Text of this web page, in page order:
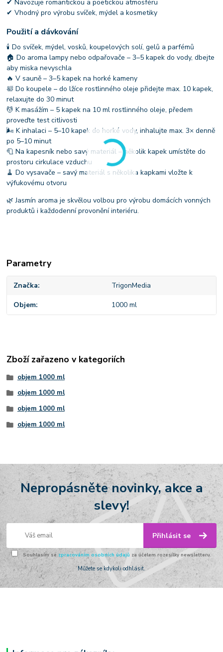
✔ Navozuje romantickou a poetickou atmosféru
✔ Vhodný pro výrobu svíček, mýdel a kosmetiky
Použití a dávkování
🕯 Do svíček, mýdel, vosků, koupelových solí, gelů a parfémů
🏠 Do aroma lampy nebo odpařovače – 3–5 kapek do vody, dbejte
aby miska nevyschla
🔥 V sauně – 3–5 kapek na horké kameny
🛀 Do koupele – do lžíce rostlinného oleje přidejte max. 10 kapek,
relaxujte do 30 minut
💆 K masážím – 5 kapek na 10 ml rostlinného oleje, předem
proveďte test citlivosti
🌬 K inhalaci – 5–10 kapek do horké vody, inhalujte max. 3× denně
po 5–10 minut
🧻 Na kapesník nebo savý materiál – několik kapek umístěte do
prostoru cirkulace vzduchu
🧹 Do vysavače – savý materiál s několika kapkami vložte k
výfukovému otvoru
🌿 Jasmín aroma je skvělou volbou pro výrobu domácích vonných
produktů i každodenní provonění interiéru.
Parametry
Značka TrigonMedia
Objem 1000 ml
Zboží zařazeno v kategoriích
objem 1000 ml
objem 1000 ml
objem 1000 ml
objem 1000 ml
Nepropásněte novinky, akce a
slevy!
Přihlásit se
Souhlasím se zpracováním osobních údajů za účelem rozesílky newsletteru.
Můžete se kdykoli odhlásit.